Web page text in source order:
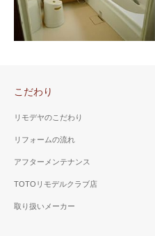
山梨県 甲府市 Ｍ様邸
（浴室リフォーム）
リフォーム。手摺も設置。
（浴室リフォーム1坪）
水が青く透き通っているよう
こだわり
リモデヤのこだわり
リフォームの流れ
アフターメンテナンス
TOTOリモデルクラブ店
取り扱いメーカー